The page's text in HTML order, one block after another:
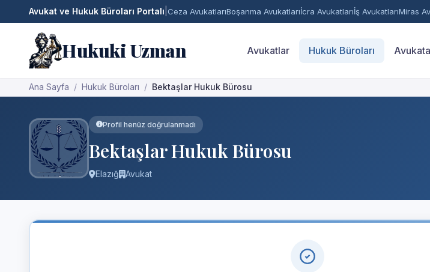
Avukat ve Hukuk Büroları Portalı Ceza AvukatlarıBoşanma Avukatlarıİcra Avukatlarıİş AvukatlarıMiras
Hukuki Uzman Avukatlar Hukuk Büroları
Ana Sayfa Hukuk Büroları Bektaşlar Hukuk Bürosu
Profil henüz doğrulanmadı
Bektaşlar Hukuk Bürosu
Elazığ Avukat